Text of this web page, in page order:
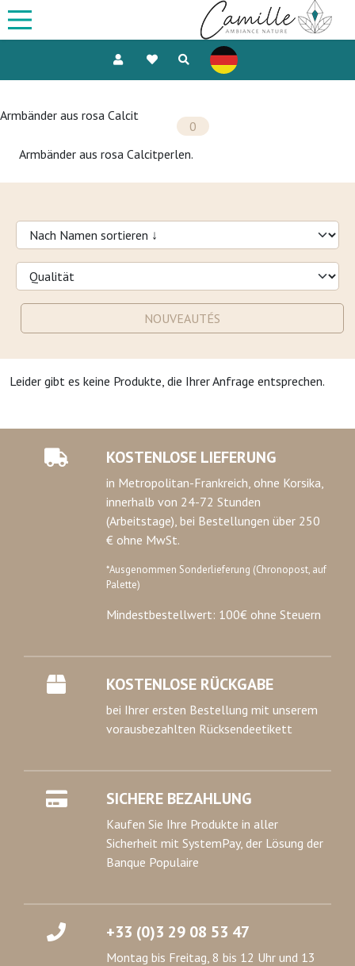
Armbänder aus rosa Calcit
0
Armbänder aus rosa Calcitperlen.
NOUVEAUTÉS
Leider gibt es keine Produkte, die Ihrer Anfrage entsprechen.
KOSTENLOSE LIEFERUNG
in Metropolitan-Frankreich, ohne Korsika,
innerhalb von 24-72 Stunden
(Arbeitstage), bei Bestellungen über 250
€ ohne MwSt.
*Ausgenommen Sonderlieferung (Chronopost, auf
Palette)
Mindestbestellwert: 100€ ohne Steuern
KOSTENLOSE RÜCKGABE
bei Ihrer ersten Bestellung mit unserem
vorausbezahlten Rücksendeetikett
SICHERE BEZAHLUNG
Kaufen Sie Ihre Produkte in aller
Sicherheit mit SystemPay, der Lösung der
Banque Populaire
+33 (0)3 29 08 53 47
Montag bis Freitag, 8 bis 12 Uhr und 13